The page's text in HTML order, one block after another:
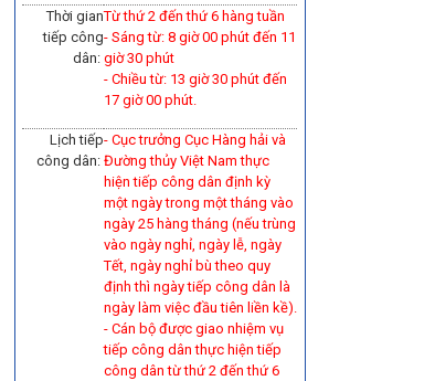
Thời gian
tiếp công
dân:
Từ thứ 2 đến thứ 6 hàng tuần
- Sáng từ: 8 giờ 00 phút đến 11
giờ 30 phút
- Chiều từ: 13 giờ 30 phút đến
17 giờ 00 phút.
Lịch tiếp
công dân:
- Cục trưởng Cục Hàng hải và
Đường thủy Việt Nam thực
hiện tiếp công dân định kỳ
một ngày trong một tháng vào
ngày 25 hàng tháng (nếu trùng
vào ngày nghỉ, ngày lễ, ngày
Tết, ngày nghỉ bù theo quy
định thì ngày tiếp công dân là
ngày làm việc đầu tiên liền kề).
- Cán bộ được giao nhiệm vụ
tiếp công dân thực hiện tiếp
công dân từ thứ 2 đến thứ 6